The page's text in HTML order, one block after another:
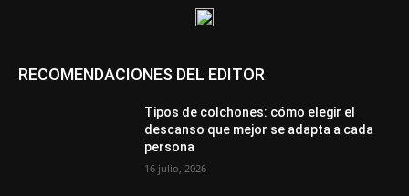
RECOMENDACIONES DEL EDITOR
Tipos de colchones: cómo elegir el
descanso que mejor se adapta a cada
persona
16 julio, 2026